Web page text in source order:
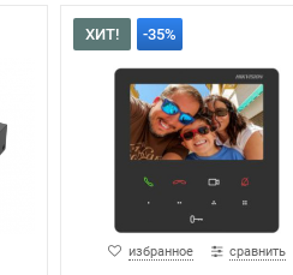
ХИТ! -35%
избранное сравнить